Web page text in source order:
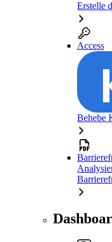
Erstelle
Access
Behebe